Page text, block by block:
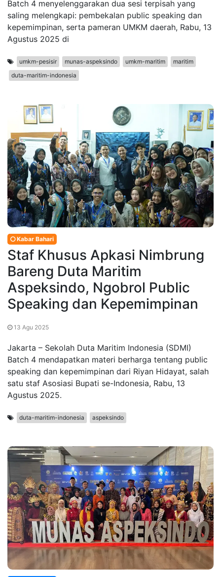
Batch 4 menyelenggarakan dua sesi terpisah yang
saling melengkapi: pembekalan public speaking dan
kepemimpinan, serta pameran UMKM daerah, Rabu, 13
Agustus 2025 di
umkm-pesisir munas-aspeksindo umkm-maritim
maritim
duta-maritim-indonesia
Kabar Bahari
Staf Khusus Apkasi Nimbrung
Bareng Duta Maritim
Aspeksindo, Ngobrol Public
Speaking dan Kepemimpinan
13 Agu 2025
Jakarta – Sekolah Duta Maritim Indonesia (SDMI)
Batch 4 mendapatkan materi berharga tentang public
speaking dan kepemimpinan dari Riyan Hidayat, salah
satu staf Asosiasi Bupati se-Indonesia, Rabu, 13
Agustus 2025.
duta-maritim-indonesia aspeksindo